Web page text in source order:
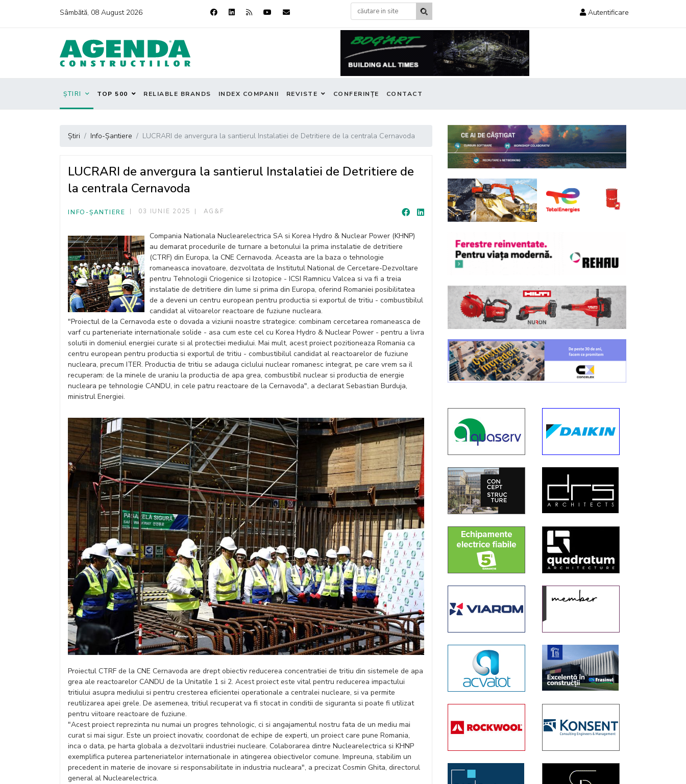
Sâmbătă, 08 August 2026 Autentificare
ȘTIRI TOP 500 RELIABLE BRANDS INDEX COMPANII REVISTE CONFERINȚE CONTACT
Știri Info-Șantiere LUCRARI de anvergura la santierul Instalatiei de Detritiere de la centrala Cernavoda
LUCRARI de anvergura la santierul Instalatiei de Detritiere de
la centrala Cernavoda
INFO-ȘANTIERE 03 IUNIE 2025 AG&F
Compania Nationala Nuclearelectrica SA si Korea Hydro & Nuclear Power (KHNP)
au demarat procedurile de turnare a betonului la prima instalatie de detritiere
(CTRF) din Europa, la CNE Cernavoda. Aceasta are la baza o tehnologie
romaneasca inovatoare, dezvoltata de Institutul National de Cercetare-Dezvoltare
pentru Tehnologii Criogenice si Izotopice - ICSI Ramnicu Valcea si va fi a treia
instalatie de detritiere din lume si prima din Europa, oferind Romaniei posibilitatea
de a deveni un centru european pentru productia si exportul de tritiu - combustibilul
candidat al viitoarelor reactoare de fuziune nucleara.
"Proiectul de la Cernavoda este o dovada a viziunii noastre strategice: combinam cercetarea romaneasca de
varf cu parteneriate internationale solide - asa cum este cel cu Korea Hydro & Nuclear Power - pentru a livra
solutii in domeniul energiei curate si al protectiei mediului. Mai mult, acest proiect pozitioneaza Romania ca
centru european pentru productia si exportul de tritiu - combustibilul candidat al reactoarelor de fuziune
nucleara, precum ITER. Productia de tritiu se adauga ciclului nuclear romanesc integrat, pe care vrem sa il
recuperam: de la minele de uraniu la productia de apa grea, combustibil nuclear si productia de energie
nucleara pe tehnologie CANDU, in cele patru reactoare de la Cernavoda", a declarat Sebastian Burduja,
ministrul Energiei.
Proiectul CTRF de la CNE Cernavoda are drept obiectiv reducerea concentratiei de tritiu din sistemele de apa
grea ale reactoarelor CANDU de la Unitatile 1 si 2. Acest proiect este vital pentru reducerea impactului
tritiului asupra mediului si pentru cresterea eficientei operationale a centralei nucleare, si va permite
reutilizarea apei grele. De asemenea, tritiul recuperat va fi stocat in conditii de siguranta si poate fi utilizat
pentru viitoare reactoare de fuziune.
"Acest proiect reprezinta nu numai un progres tehnologic, ci si angajamentul nostru fata de un mediu mai
curat si mai sigur. Este un proiect inovativ, coordonat de echipe de experti, un proiect care pune Romania,
inca o data, pe harta globala a dezvoltarii industriei nucleare. Colaborarea dintre Nuclearelectrica si KHNP
exemplifica puterea parteneriatelor internationale in atingerea obiectivelor comune. Impreuna, stabilim un
precedent in materie de inovare si responsabilitate in industria nucleara", a precizat Cosmin Ghita, directorul
general al Nuclearelectrica.